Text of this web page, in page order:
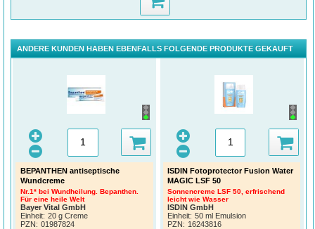
ANDERE KUNDEN HABEN EBENFALLS FOLGENDE PRODUKTE GEKAUFT
BEPANTHEN antiseptische
Wundcreme
Nr.1* bei Wundheilung. Bepanthen.
Für eine heile Welt
Bayer Vital GmbH
Einheit: 20 g Creme
PZN: 01987824
ISDIN Fotoprotector Fusion Water
MAGIC LSF 50
Sonnencreme LSF 50, erfrischend
leicht wie Wasser
ISDIN GmbH
Einheit: 50 ml Emulsion
PZN: 16243816